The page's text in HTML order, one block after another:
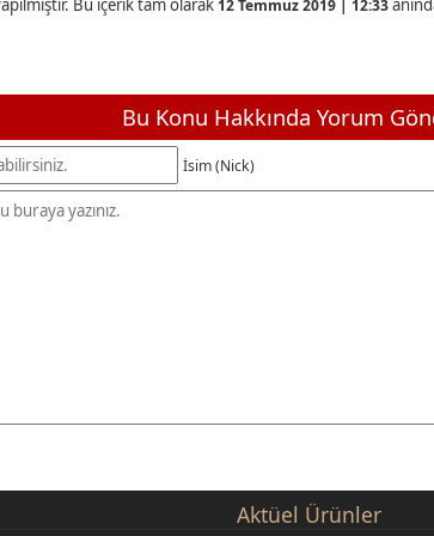
Bu içerik tam olarak 12 Temmuz 2019 | 12:33
Bu Konu Hakkında Yorum
İsim (Nick)
Aktüel Ürünler